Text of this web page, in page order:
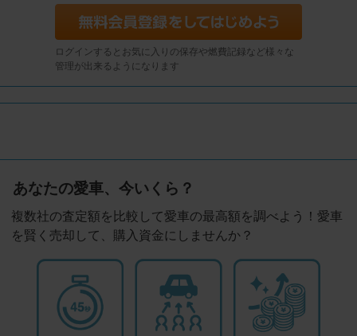
ログインするとお気に入りの保存や燃費記録など様々な
管理が出来るようになります
あなたの愛車、今いくら？
複数社の査定額を比較して愛車の最高額を調べよう！愛車
を賢く売却して、購入資金にしませんか？